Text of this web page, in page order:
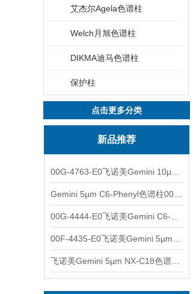
艾杰尔Agela色谱柱
Welch月旭色谱柱
DIKMA迪马色谱柱
保护柱
点击更多分类
新品推荐